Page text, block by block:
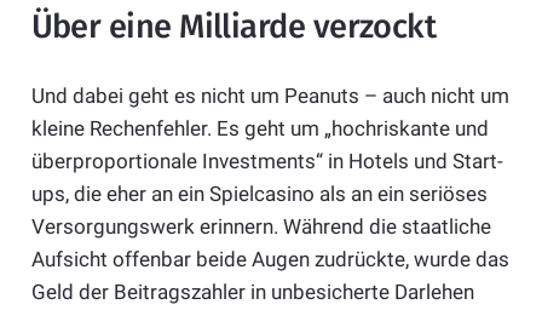
Über eine Milliarde verzockt
Und dabei geht es nicht um Peanuts – auch nicht um
kleine Rechenfehler. Es geht um „hochriskante und
überproportionale Investments“ in Hotels und Start-
ups, die eher an ein Spielcasino als an ein seriöses
Versorgungswerk erinnern. Während die staatliche
Aufsicht offenbar beide Augen zudrückte, wurde das
Geld der Beitragszahler in unbesicherte Darlehen